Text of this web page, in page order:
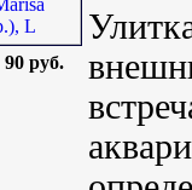
90 руб.